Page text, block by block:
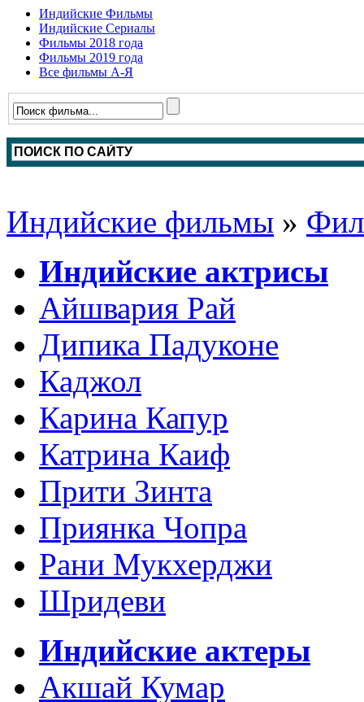
Индийские Фильмы
Индийские Сериалы
Фильмы 2018 года
Фильмы 2019 года
Все фильмы А-Я
Индийские фильмы »
Индийские актрисы
Айшвария Рай
Дипика Падуконе
Каджол
Карина Капур
Катрина Каиф
Прити Зинта
Приянка Чопра
Рани Мукхерджи
Шридеви
Индийские актеры
Акшай Кумар